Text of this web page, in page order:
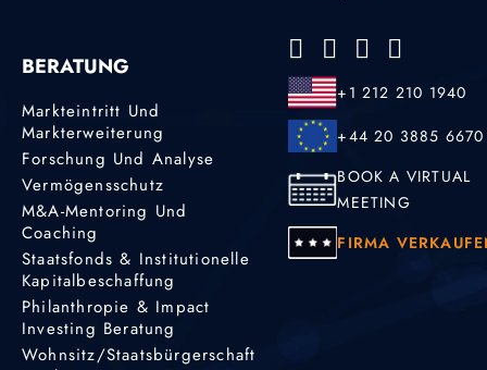
BERATUNG
Markteintritt Und
Markterweiterung
Forschung Und Analyse
Vermögensschutz
M&A-Mentoring Und
Coaching
Staatsfonds & Institutionelle
Kapitalbeschaffung
Philanthropie & Impact
Investing Beratung
Wohnsitz/Staatsbürgerschaft
+1 212 210 1940
+44 20 3885 6670
BOOK A VIRTUAL
MEETING
FIRMA